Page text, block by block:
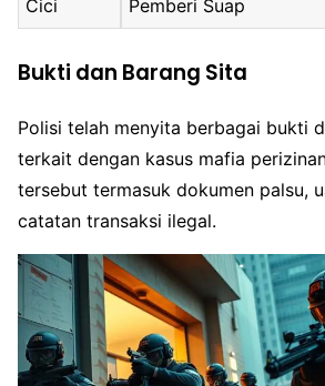
Cici Pemberi Suap
Bukti dan Barang Sita
Polisi telah menyita berbagai bukti
terkait dengan kasus mafia
tersebut termasuk dokumen palsu,
catatan transaksi ilegal.